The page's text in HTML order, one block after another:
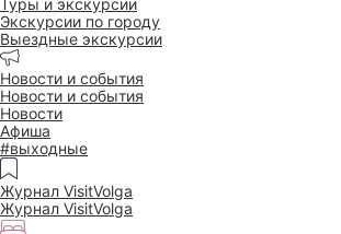
Туры и экскурсии
Экскурсии по городу
Выездные экскурсии
Новости и события
Новости и события
Новости
Афиша
#выходные
Журнал VisitVolga
Журнал VisitVolga